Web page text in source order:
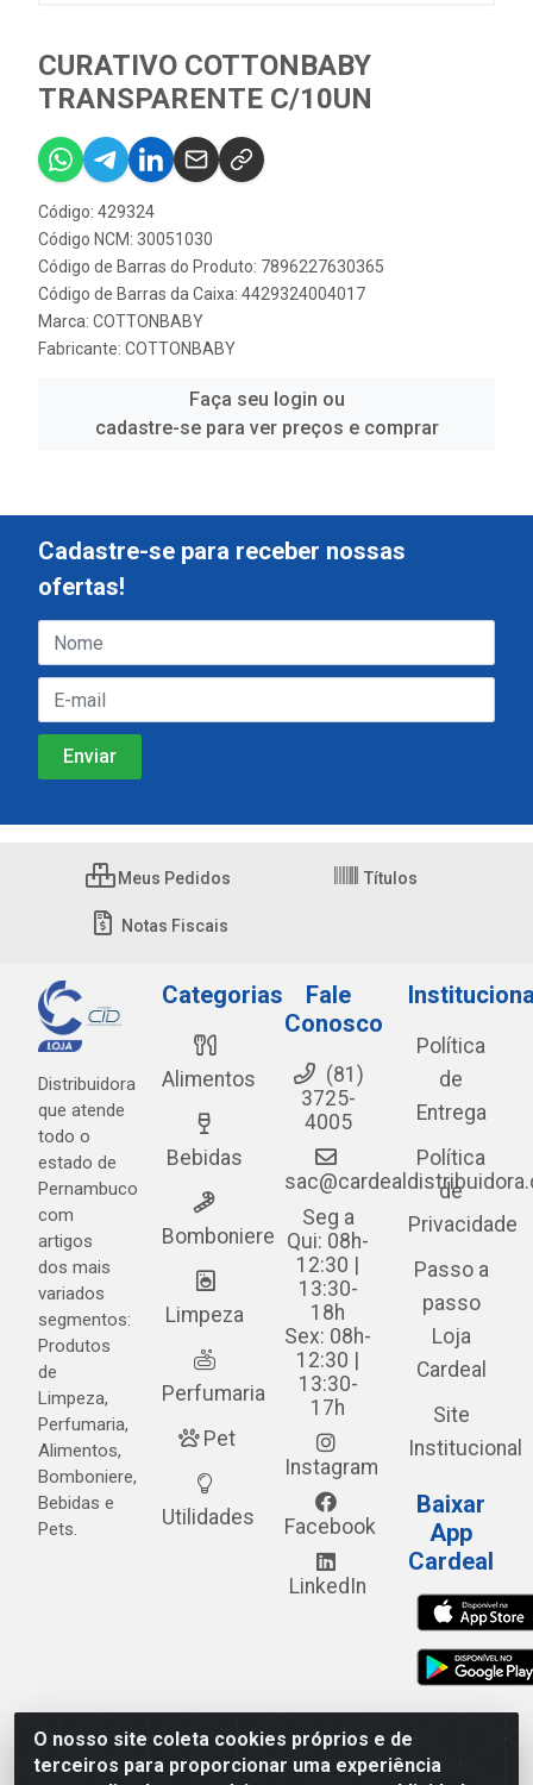
CURATIVO COTTONBABY
TRANSPARENTE C/10UN
Código: 429324
Código NCM: 30051030
Código de Barras do Produto: 7896227630365
Código de Barras da Caixa: 4429324004017
Marca: COTTONBABY
Fabricante: COTTONBABY
Faça seu login ou
cadastre-se para ver preços e comprar
O nosso site coleta cookies próprios e de
terceiros para proporcionar uma experiência
Cadastre-se para receber nossas
ofertas!
Meus Pedidos Títulos
Notas Fiscais
Distribuidora
que atende
todo o
estado de
Pernambuco
com
artigos
dos mais
variados
segmentos:
Produtos
de
Limpeza,
Perfumaria,
Alimentos,
Bomboniere,
Bebidas e
Pets.
Categorias
Alimentos
Bebidas
Bomboniere
Limpeza
Perfumaria
Pet
Utilidades
Fale
Conosco
(81)
3725-
4005
Seg a
Qui: 08h-
12:30 |
13:30-
18h
Sex: 08h-
12:30 |
13:30-
17h
Instagram
Facebook
LinkedIn
Política
de
Entrega
Política
de
Privacidade
Passo a
passo
Loja
Cardeal
Site
Institucional
Baixar
App
Cardeal
Cardeal Distribuidora - Estrada Alto do Moura, 582 - Alto
do Moura - Caruaru/PE - CEP 55.040-120 - CNPJ